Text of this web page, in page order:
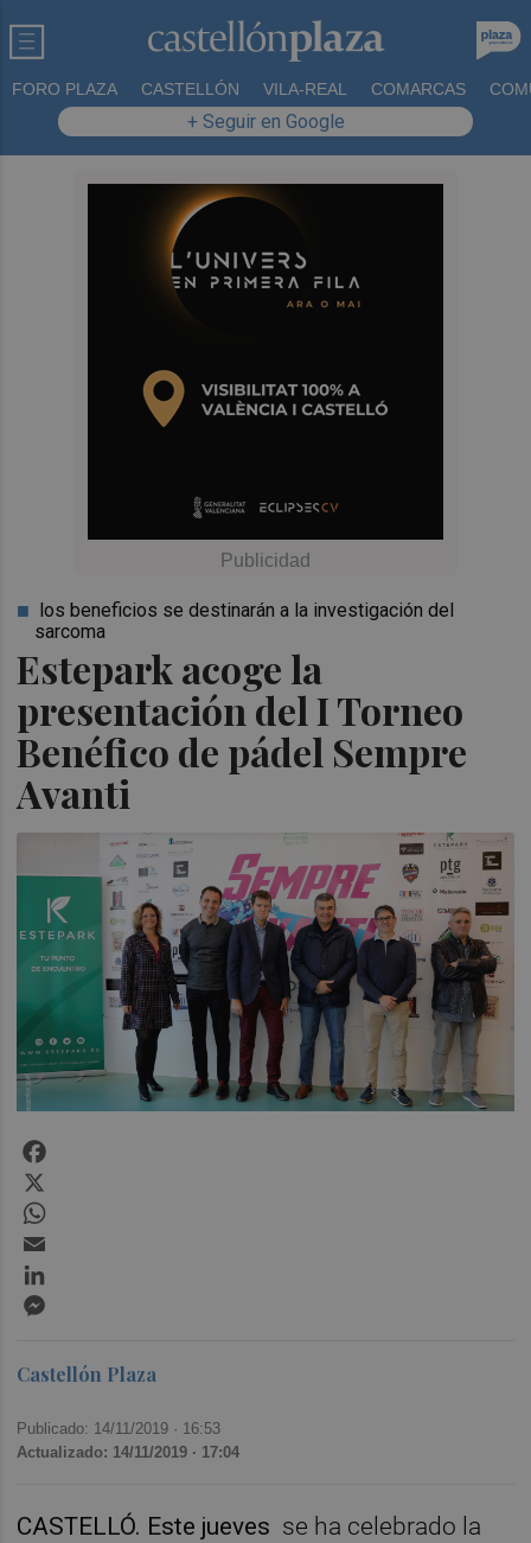
FORO PLAZA CASTELLÓN VILA-REAL COMARCAS
+ Seguir en Google
Estepark acoge la
presentación del I Torneo
Benéfico de pádel Sempre
Avanti
los beneficios se destinarán a la investigación del
sarcoma
Castellón Plaza
Publicado: 14/11/2019 · 16:53
Actualizado: 14/11/2019 · 17:04
CASTELLÓ. Este jueves se ha celebrado la